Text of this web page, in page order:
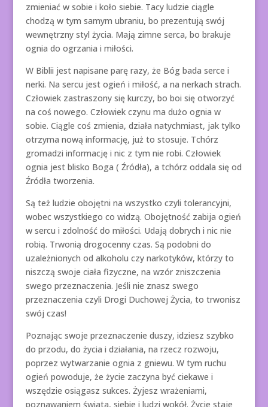
zmieniać w sobie i koło siebie. Tacy ludzie ciągle
chodzą w tym samym ubraniu, bo prezentują swój
wewnętrzny styl życia. Mają zimne serca, bo brakuje
ognia do ogrzania i miłości.
W Biblii jest napisane parę razy, że Bóg bada serce i
nerki. Na sercu jest ogień i miłość, a na nerkach strach.
Człowiek zastraszony się kurczy, bo boi się otworzyć
na coś nowego. Człowiek czynu ma dużo ognia w
sobie. Ciągle coś zmienia, działa natychmiast, jak tylko
otrzyma nową informację, już to stosuje. Tchórz
gromadzi informację i nic z tym nie robi. Człowiek
ognia jest blisko Boga ( Źródła), a tchórz oddala się od
Źródła tworzenia.
Są też ludzie obojętni na wszystko czyli tolerancyjni,
wobec wszystkiego co widzą. Obojętność zabija ogień
w sercu i zdolność do miłości. Udają dobrych i nic nie
robią. Trwonią drogocenny czas. Są podobni do
uzależnionych od alkoholu czy narkotyków, którzy to
niszczą swoje ciała fizyczne, na wzór zniszczenia
swego przeznaczenia. Jeśli nie znasz swego
przeznaczenia czyli Drogi Duchowej Życia, to trwonisz
swój czas!
Poznając swoje przeznaczenie duszy, idziesz szybko
do przodu, do życia i działania, na rzecz rozwoju,
poprzez wytwarzanie ognia z gniewu. W tym ruchu
ogień powoduje, że życie zaczyna być ciekawe i
wszędzie osiągasz sukces. Żyjesz wrażeniami,
poznawaniem świata, siebie i ludzi wokół. Życie staje